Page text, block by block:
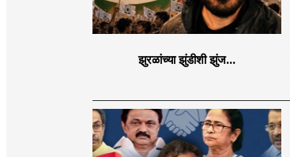
झुरळांच्या झुंडीशी झुंज...